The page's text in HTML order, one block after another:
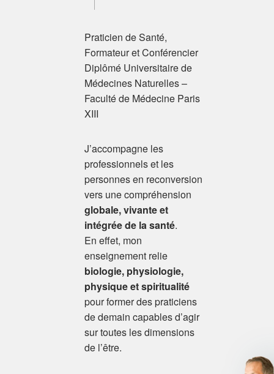
Praticien de Santé,
Formateur et Conférencier
Diplômé Universitaire de
Médecines Naturelles –
Faculté de Médecine Paris
XIII
J’accompagne les
professionnels et les
personnes en reconversion
vers une compréhension
globale, vivante et
intégrée de la santé.
En effet, mon
enseignement relie
biologie, physiologie,
physique et spiritualité
pour former des praticiens
de demain capables d’agir
sur toutes les dimensions
de l’être.